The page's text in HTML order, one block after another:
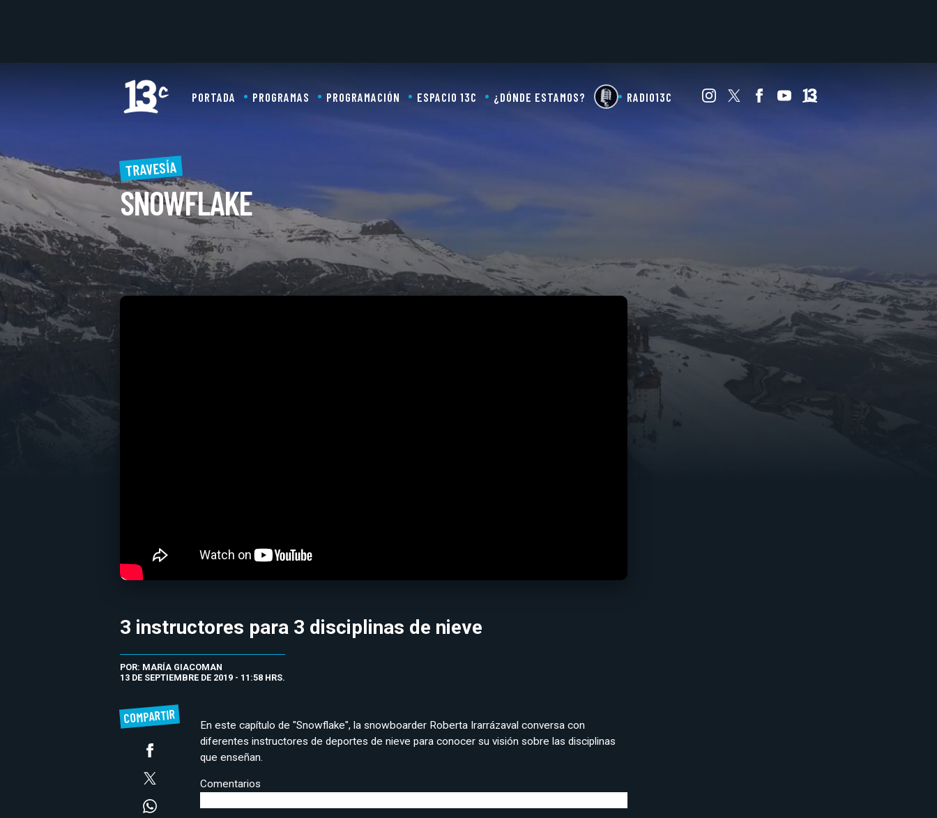
PORTADA PROGRAMAS PROGRAMACIÓN ESPACIO 13C ¿DÓNDE ESTAMOS? RADIO13C
TRAVESÍA
SNOWFLAKE
3 instructores para 3 disciplinas de nieve
POR: MARÍA GIACOMAN
13 DE SEPTIEMBRE DE 2019 - 11:58 HRS.
COMPARTIR
En este capítulo de "Snowflake", la snowboarder Roberta Irarrázaval conversa con
diferentes instructores de deportes de nieve para conocer su visión sobre las disciplinas
que enseñan.
Comentarios